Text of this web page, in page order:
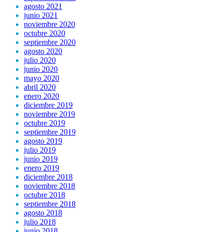
agosto 2021
junio 2021
noviembre 2020
octubre 2020
septiembre 2020
agosto 2020
julio 2020
junio 2020
mayo 2020
abril 2020
enero 2020
diciembre 2019
noviembre 2019
octubre 2019
septiembre 2019
agosto 2019
julio 2019
junio 2019
enero 2019
diciembre 2018
noviembre 2018
octubre 2018
septiembre 2018
agosto 2018
julio 2018